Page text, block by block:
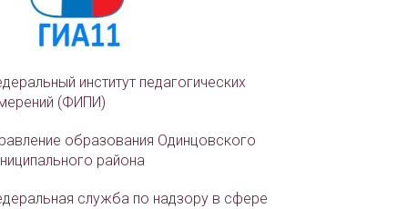
институт педагогических
(ФИПИ)
образования Одинцовского
района
служба по надзору в сфере